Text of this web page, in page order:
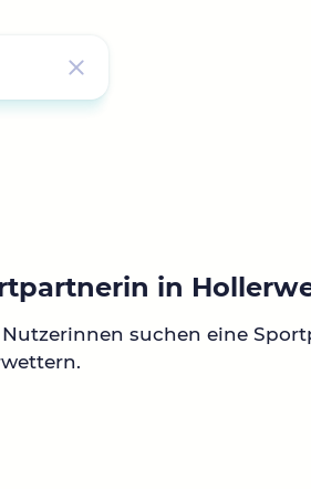
in
Nutzerinnen suchen eine